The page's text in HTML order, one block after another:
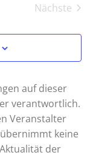
Nächste
auf dieser
verantwortlich.
Veranstalter
keine
der